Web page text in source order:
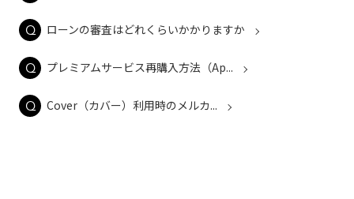
ローンの審査はどれくらいかかりますか
プレミアムサービス再購入方法（Ap...
Cover（カバー）利用時のメルカ...